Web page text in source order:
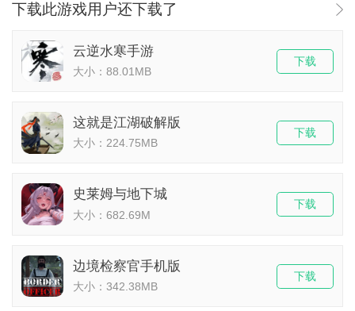
下载此游戏用户还下载了
云逆水寒手游
大小：88.01MB
下载
这就是江湖破解版
大小：224.75MB
下载
史莱姆与地下城
大小：682.69M
下载
边境检察官手机版
大小：342.38MB
下载